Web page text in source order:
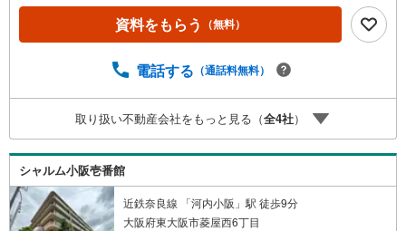
と」が選ばれるポイント！■年中休まず営業中！いつでも対
応致します！・営業時間:9:00～21:00上記の時間帯は、お
相談、承ります！■【無料送迎】「小さなお子さまをつれて
ご相談ください！営業スタッフがご自宅に伺って送迎致し
ます！【リフォーム相談】資格を持った専門スタッフがお
悩みに合わせてお話をうかがい、お客さまにぴったりの提
案を行います！■その他:物件相談、住宅ローン相談、ご質
問、気になること、何でもお気軽にご相談ください！
資料をもらう （無料）
電話する （通話料無料）
取り扱い不動産会社をもっと見る（全4社）
シャルム小阪壱番館
近鉄奈良線 「河内小阪」駅 徒歩9分
大阪府東大阪市菱屋西6丁目